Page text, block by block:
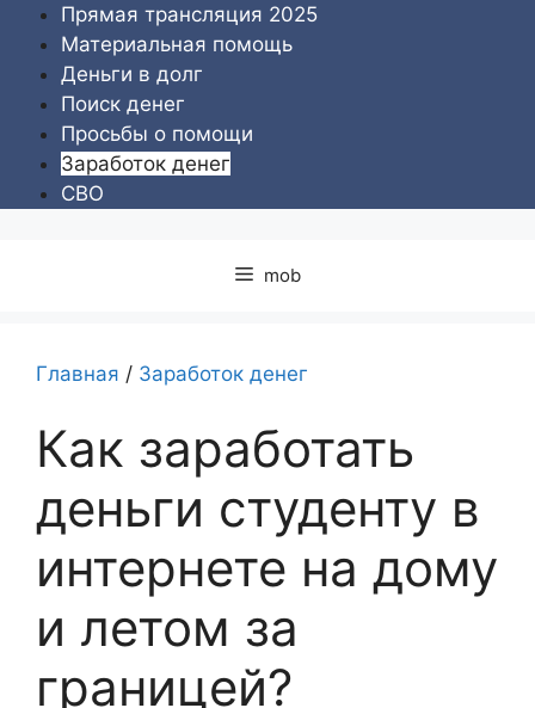
Перейти
содержимому
Прямая трансляция 2025
Материальная помощь
Деньги в долг
Поиск денег
Просьбы о помощи
Заработок денег
СВО
mob
Главная / Заработок денег
Как заработать
деньги студенту в
интернете на дому
и летом за
границей?